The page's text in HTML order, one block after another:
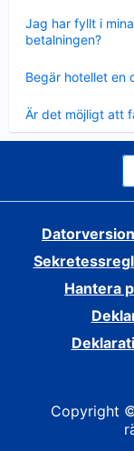
Jag har fyllt i
betalningen?
mindre
Begär hotellet en
mindre
Är det möjligt att
mindre
Datorversion
Hantera
Copyright